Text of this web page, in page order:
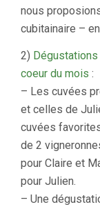
nous
cubitainaire –
2)
coeur du mois :
– Les cuvées
et celles de
cuvées
de 2
pour Claire et
pour Julien.
– Une